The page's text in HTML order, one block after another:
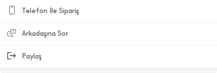
Telefon İle Sipariş
Arkadaşına Sor
Paylaş